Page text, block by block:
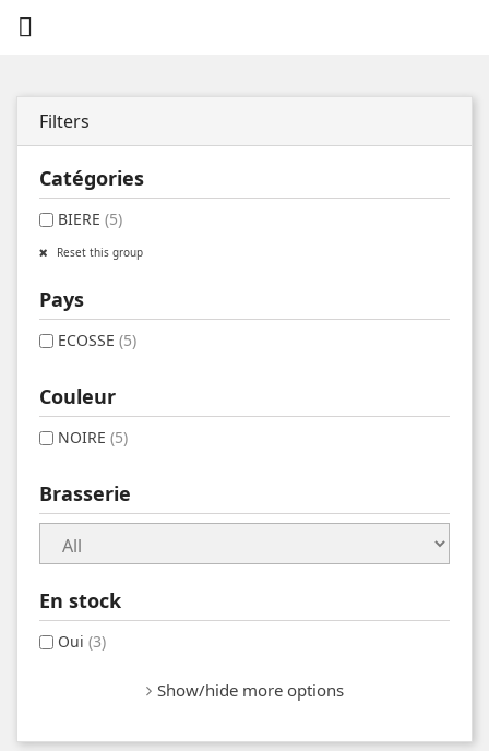

Filters
Catégories
BIERE (5)
Reset this group
Pays
ECOSSE (5)
Couleur
NOIRE (5)
Brasserie
En stock
Oui (3)
Show/hide more options